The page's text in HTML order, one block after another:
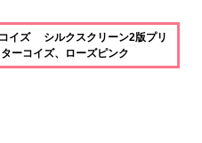
イズ シルクスクリーン2版プリ
ーコイズ、ローズピンク